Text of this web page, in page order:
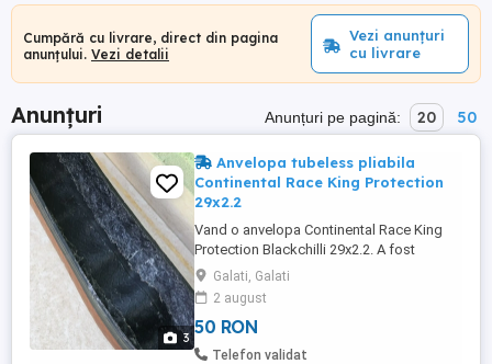
Cumpără cu livrare, direct din pagina
anunțului. Vezi detalii
Vezi anunțuri
cu livrare
Anunțuri Anunțuri pe pagină: 20 50
3
Anvelopa tubeless pliabila
Continental Race King Protection
29x2.2
Vand o anvelopa Continental Race King
Protection Blackchilli 29x2.2. A fost
folosita aproximativ 2000 km mixt(oras,
offroad) tubeless. Prezinta urme de
solutie anti-pana pe interior. Uzura se
poate observa in poze. Prezinta 3-4
înțepături de la spini(se pot astupa cu
Galati, Galati
2 august
50 RON
Telefon validat